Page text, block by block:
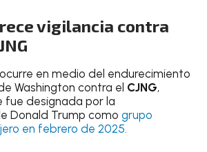
vigilancia contra
en medio del endurecimiento
Washington contra el CJNG,
fue designada por la
Donald Trump comogrupo
en febrero de 2025.